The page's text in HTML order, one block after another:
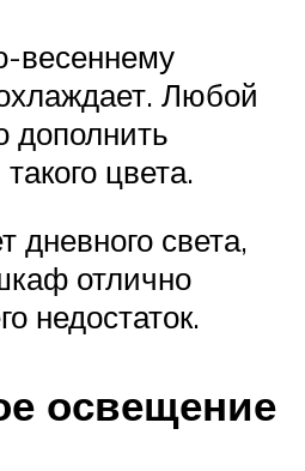
весеннему
Любой
дополнить
цвета.
дневного света,
отлично
недостаток.
освещение